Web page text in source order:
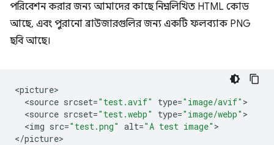
পরিবেশন করার জন্য আমাদের কাছে নিম্নলিখিত HTML কোড
আছে, এবং পুরানো ব্রাউজারগুলির জন্য একটি ফলব্যাক PNG
ছবি আছে।
<picture
<source srcset="test.avif" type="image/avif"
<source srcset="test.webp" type="image/webp"
<img src="test.png" alt="A test image" >
</picture